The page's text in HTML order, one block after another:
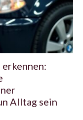
Alltag sein